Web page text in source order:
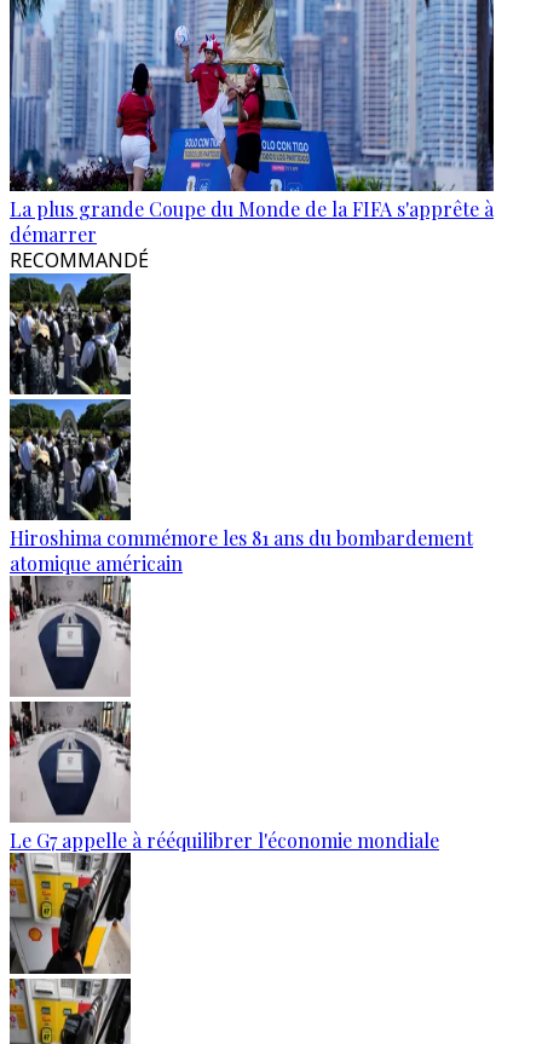
La plus grande Coupe du Monde de la FIFA s'apprête à
démarrer
RECOMMANDÉ
Hiroshima commémore les 81 ans du bombardement
atomique américain
Le G7 appelle à rééquilibrer l'économie mondiale